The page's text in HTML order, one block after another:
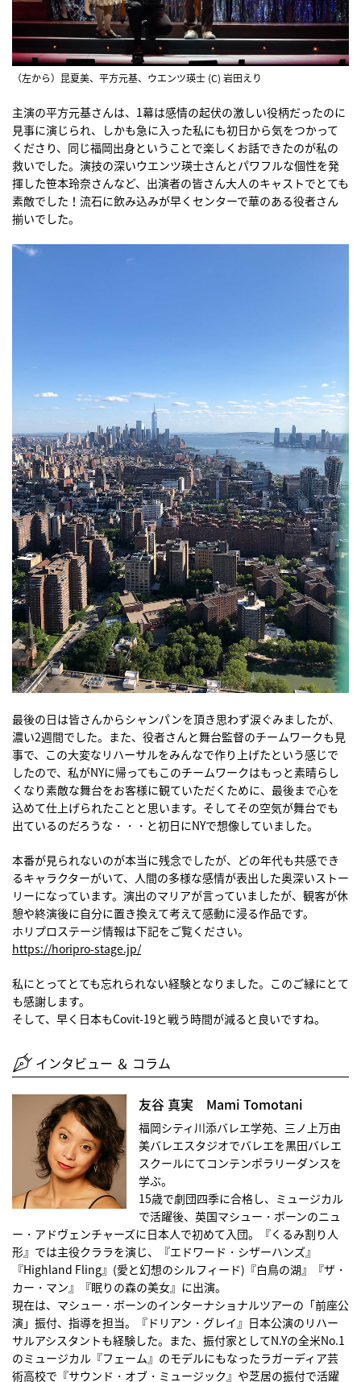
（左から）昆夏美、平方元基、ウエンツ瑛士 (C) 岩田えり
主演の平方元基さんは、1幕は感情の起伏の激しい役柄だったのに
見事に演じられ、しかも急に入った私にも初日から気をつかって
くださり、同じ福岡出身ということで楽しくお話できたのが私の
救いでした。演技の深いウエンツ瑛士さんとパワフルな個性を発
揮した笹本玲奈さんなど、出演者の皆さん大人のキャストでとても
素敵でした！流石に飲み込みが早くセンターで華のある役者さん
揃いでした。
最後の日は皆さんからシャンパンを頂き思わず涙ぐみましたが、
濃い2週間でした。また、役者さんと舞台監督のチームワークも見
事で、この大変なリハーサルをみんなで作り上げたという感じで
したので、私がNYに帰ってもこのチームワークはもっと素晴らし
くなり素敵な舞台をお客様に観ていただくために、最後まで心を
込めて仕上げられたことと思います。そしてその空気が舞台でも
出ているのだろうな・・・と初日にNYで想像していました。
本番が見られないのが本当に残念でしたが、どの年代も共感でき
るキャラクターがいて、人間の多様な感情が表出した奥深いストー
リーになっています。演出のマリアが言っていましたが、観客が休
憩や終演後に自分に置き換えて考えて感動に浸る作品です。
ホリプロステージ情報は下記をご覧ください。
https://horipro-stage.jp/
私にとってとても忘れられない経験となりました。このご縁にとて
も感謝します。
そして、早く日本もCovit-19と戦う時間が減ると良いですね。
インタビュー ＆ コラム
友谷 真実 Mami Tomotani
福岡シティ川添バレエ学苑、三ノ上万由
美バレエスタジオでバレエを黒田バレエ
スクールにてコンテンポラリーダンスを
学ぶ。
15歳で劇団四季に合格し、ミュージカル
で活躍後、英国マシュー・ボーンのニュ
ー・アドヴェンチャーズに日本人で初めて入団。『くるみ割り人
形』では主役クララを演じ、『エドワード・シザーハンズ』
『Highland Fling』(愛と幻想のシルフィード)『白鳥の湖』『ザ・
カー・マン』『眠りの森の美女』に出演。
現在は、マシュー・ボーンのインターナショナルツアーの「前座公
演」振付、指導を担当。『ドリアン・グレイ』日本公演のリハー
サルアシスタントも経験した。また、振付家としてN.Yの全米No.1
のミュージカル『フェーム』のモデルにもなったラガーディア芸
術高校で『サウンド・オブ・ミュージック』や芝居の振付で活躍